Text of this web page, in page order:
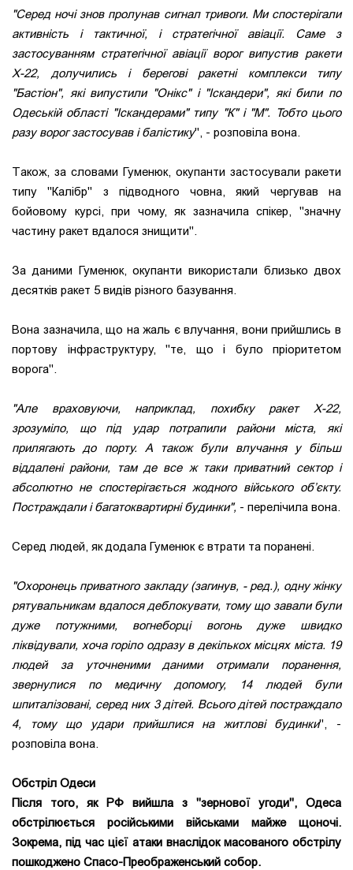
"Серед ночі знов пролунав сигнал тривоги. Ми спостерігали
активність і тактичної, і стратегічної авіації. Саме з
застосуванням стратегічної авіації ворог випустив ракети
Х-22, долучились і берегові ракетні комплекси типу
"Бастіон", які випустили "Онікс" і "Іскандери", які били по
Одеській області "Іскандерами" типу "К" і "М". Тобто цього
разу ворог застосував і балістику", - розповіла вона.
Також, за словами Гуменюк, окупанти застосували ракети
типу "Калібр" з підводного човна, який чергував на
бойовому курсі, при чому, як зазначила спікер, "значну
частину ракет вдалося знищити".
За даними Гуменюк, окупанти використали близько двох
десятків ракет 5 видів різного базування.
Вона зазначила, що на жаль є влучання, вони прийшлись в
портову інфраструктуру, "те, що і було пріоритетом
ворога".
"Але враховуючи, наприклад, похибку ракет Х-22,
зрозуміло, що під удар потрапили райони міста, які
прилягають до порту. А також були влучання у більш
віддалені райони, там де все ж таки приватний сектор і
абсолютно не спостерігається жодного війського об’єкту.
Постраждали і багатоквартирні будинки", - перелічила вона.
Серед людей, як додала Гуменюк є втрати та поранені.
"Охоронець приватного закладу (загинув, - ред.), одну жінку
рятувальникам вдалося деблокувати, тому що завали були
дуже потужними, вогнеборці вогонь дуже швидко
ліквідували, хоча горіло одразу в декількох місцях міста. 19
людей за уточненими даними отримали поранення,
звернулися по медичну допомогу, 14 людей були
шпиталізовані, серед них 3 дітей. Всього дітей постраждало
4, тому що удари прийшлися на житлові будинки", -
розповіла вона.
Обстріл Одеси
Після того, як РФ вийшла з "зернової угоди", Одеса
обстрілюється російськими військами майже щоночі.
Зокрема, під час цієї атаки внаслідок масованого обстрілу
пошкоджено Спасо-Преображенський собор.